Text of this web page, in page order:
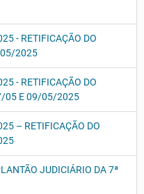
- RETIFICAÇÃO DO
05/2025
- RETIFICAÇÃO DO
05 E 09/05/2025
– RETIFICAÇÃO DO
JUDICIÁRIO DA 7ª